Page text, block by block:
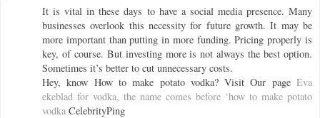
It is vital in these days to have a social media presence. Many
businesses overlook this necessity for future growth. It may be
more important than putting in more funding. Pricing properly is
key, of course. But investing more is not always the best option.
Sometimes it’s better to cut unnecessary costs.
Hey, know How to make potato vodka? Visit Our page Eva
ekeblad for vodka, the name comes before ‘how to make potato
vodka CelebrityPing